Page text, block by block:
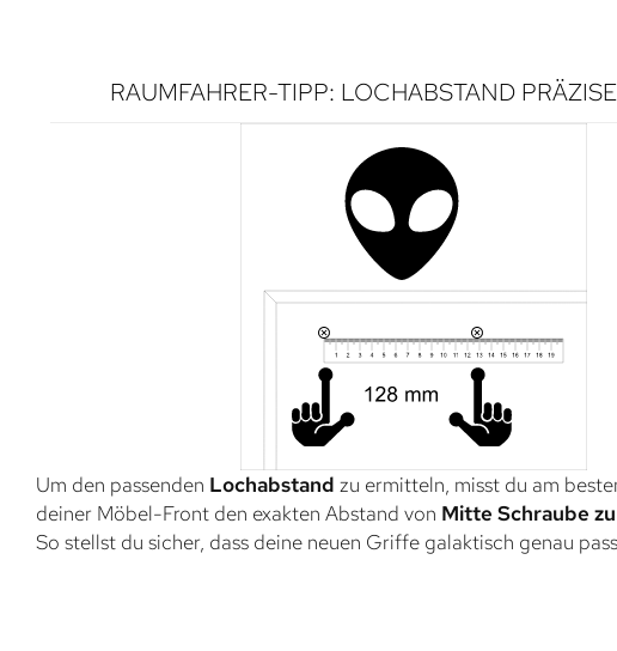
RAUMFAHRER-TIPP: LOCHABSTAND
Um den passenden Lochabstand zu ermitteln, misst du am
deiner Möbel-Front den exakten Abstand von Mitte Schraube
So stellst du sicher, dass deine neuen Griffe galaktisch genau